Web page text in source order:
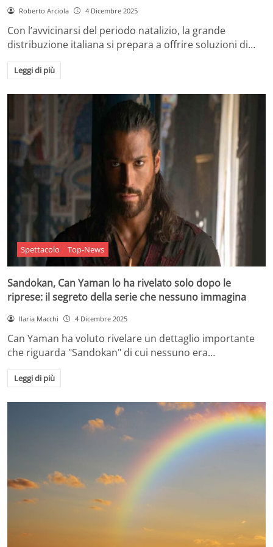
Roberto Arciola 4 Dicembre 2025
Con l’avvicinarsi del periodo natalizio, la grande
distribuzione italiana si prepara a offrire soluzioni di…
Leggi di più
Spettacolo Top-News
Sandokan, Can Yaman lo ha rivelato solo dopo le
riprese: il segreto della serie che nessuno immagina
Ilaria Macchi 4 Dicembre 2025
Can Yaman ha voluto rivelare un dettaglio importante
che riguarda "Sandokan" di cui nessuno era…
Leggi di più